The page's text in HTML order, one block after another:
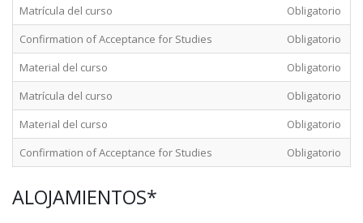
Matrícula del curso
Obligatorio
Confirmation of Acceptance for Studies
Obligatorio
Material del curso
Obligatorio
Matrícula del curso
Obligatorio
Material del curso
Obligatorio
Confirmation of Acceptance for Studies
Obligatorio
ALOJAMIENTOS*